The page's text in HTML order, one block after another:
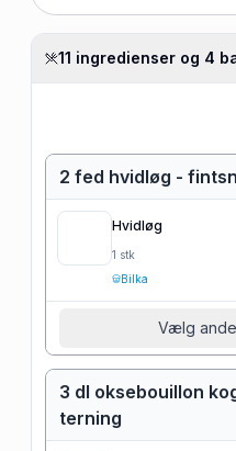
11 ingredienser og 4
2 fed hvidløg -
Hvidløg
1 stk
Bilka
Vælg
3 dl oksebouillon
terning